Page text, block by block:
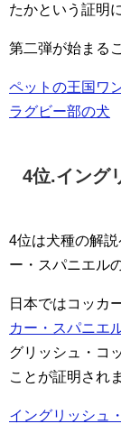
たかという証明
第二弾が始まる
ペットの王国ワ
ラグビー部の犬
4位.イング
4位は犬種の解
ー・スパニエル
日本ではコッカ
カー・スパニエ
グリッシュ・コ
ことが証明され
イングリッシュ